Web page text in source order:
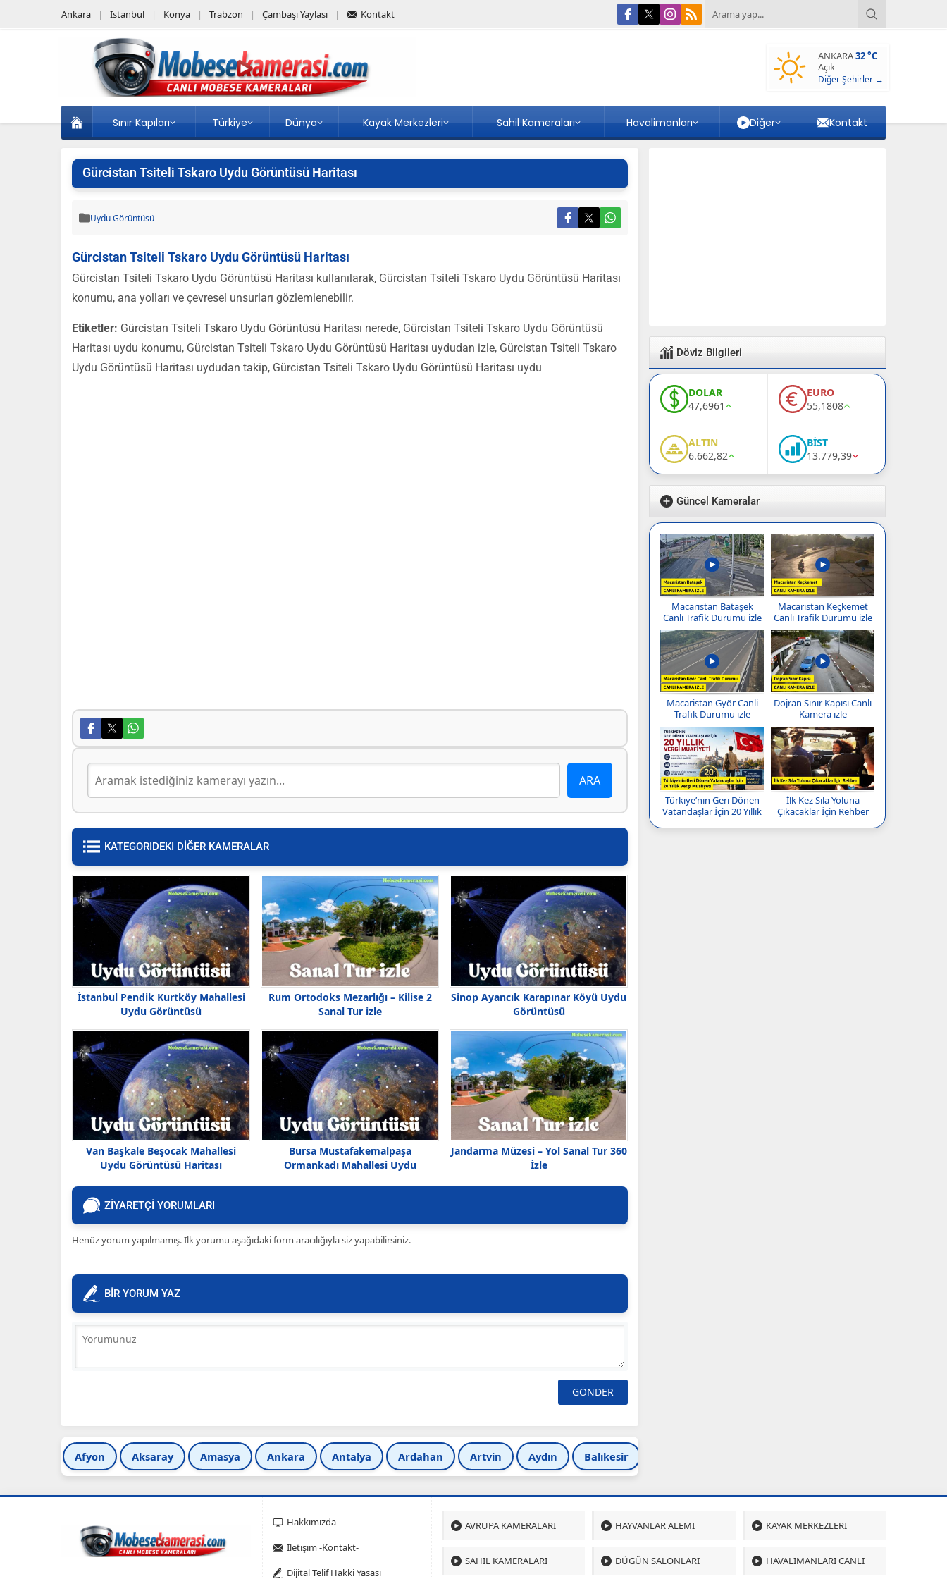
Ankara Istanbul Konya Trabzon Çambaşı Yaylası Kontakt
ANKARA32 °C
Açık
Diğer Şehirler →
Sınır Kapıları Türkiye Dünya Kayak Merkezleri Sahil Kameraları Havalimanları Diğer Kontakt
Gürcistan Tsiteli Tskaro Uydu Görüntüsü Haritası
Uydu Görüntüsü
Gürcistan Tsiteli Tskaro Uydu Görüntüsü Haritası
Gürcistan Tsiteli Tskaro Uydu Görüntüsü Haritası kullanılarak, Gürcistan Tsiteli Tskaro Uydu Görüntüsü Haritası
konumu, ana yolları ve çevresel unsurları gözlemlenebilir.
Etiketler: Gürcistan Tsiteli Tskaro Uydu Görüntüsü Haritası nerede, Gürcistan Tsiteli Tskaro Uydu Görüntüsü
Haritası uydu konumu, Gürcistan Tsiteli Tskaro Uydu Görüntüsü Haritası uydudan izle, Gürcistan Tsiteli Tskaro
Uydu Görüntüsü Haritası uydudan takip, Gürcistan Tsiteli Tskaro Uydu Görüntüsü Haritası uydu
KATEGORIDEKI DİĞER KAMERALAR
İstanbul Pendik Kurtköy Mahallesi
Uydu Görüntüsü
Rum Ortodoks Mezarlığı – Kilise 2
Sanal Tur izle
Sinop Ayancık Karapınar Köyü Uydu
Görüntüsü
Van Başkale Beşocak Mahallesi
Uydu Görüntüsü Haritası
Bursa Mustafakemalpaşa
Ormankadı Mahallesi Uydu
Jandarma Müzesi – Yol Sanal Tur 360
İzle
ZİYARETÇİ YORUMLARI
Henüz yorum yapılmamış. İlk yorumu aşağıdaki form aracılığıyla siz yapabilirsiniz.
BİR YORUM YAZ
Afyon Aksaray Amasya Ankara Antalya Ardahan Artvin Aydın Balıkesir
Döviz Bilgileri
DOLAR
47,6961
EURO
55,1808
ALTIN
6.662,82
BİST
13.779,39
Güncel Kameralar
Macaristan Bataşek
Canlı Trafik Durumu izle
Macaristan Keçkemet
Canlı Trafik Durumu izle
Macaristan Györ Canli
Trafik Durumu izle
Dojran Sınır Kapısı Canlı
Kamera izle
Türkiye’nin Geri Dönen
Vatandaşlar İçin 20 Yıllık
İlk Kez Sıla Yoluna
Çıkacaklar İçin Rehber
Hakkımızda
Iletişim -Kontakt-
Dijital Telif Hakki Yasası
AVRUPA KAMERALARI HAYVANLAR ALEMI KAYAK MERKEZLERI
SAHIL KAMERALARI DÜGÜN SALONLARI HAVALIMANLARI CANLI